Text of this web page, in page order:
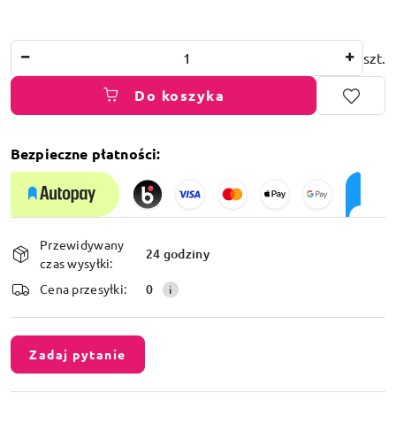
szt.
Do koszyka
Bezpieczne płatności:
Dostępność
i
dostawa
Przewidywany
czas wysyłki:
24 godziny
Cena przesyłki: 0
Zadaj pytanie